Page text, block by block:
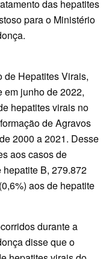
das hepatites
para o Ministério
Hepatites Virais,
junho de 2022,
hepatites virais no
de Agravos
2000 a 2021. Desse
aos casos de
B, 279.872
aos de hepatite
durante a
disse que o